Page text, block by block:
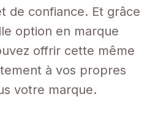
de confiance. Et grâce
option en marque
offrir cette même
à vos propres
votre marque.